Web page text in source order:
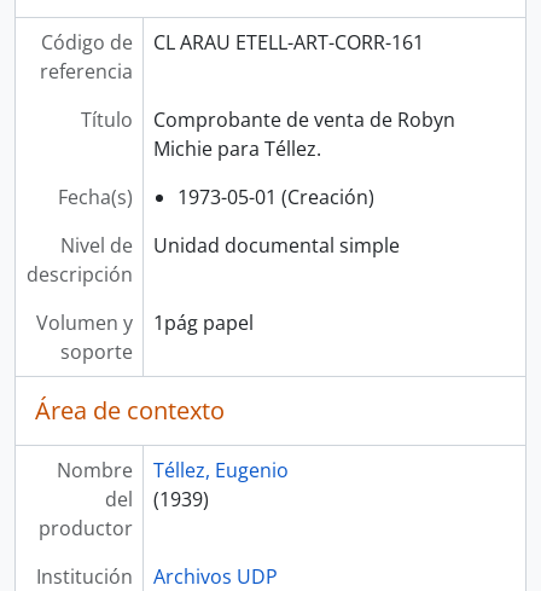
Código de
referencia
CL ARAU ETELL-ART-CORR-161
Título
Comprobante de venta de Robyn
Michie para Téllez.
Fecha(s)
1973-05-01 (Creación)
Nivel de
descripción
Unidad documental simple
Volumen y
soporte
1pág papel
Área de contexto
Nombre
del
productor
Téllez, Eugenio
(1939)
Institución
Archivos UDP